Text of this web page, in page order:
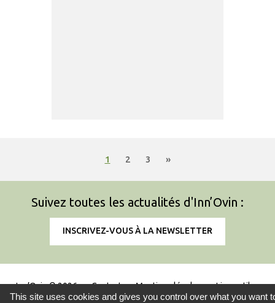
1 2 3 »
Suivez toutes les actualités d'Inn’Ovin :
INSCRIVEZ-VOUS À LA NEWSLETTER
Inn’Ovin © 2026 Contact Mentions légales Liens utiles
This site uses cookies and gives you control over what you want